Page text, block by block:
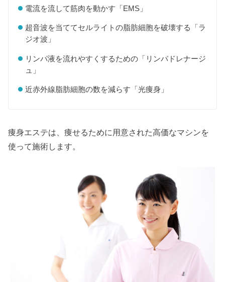
電流を流して筋肉を動かす「EMS」
超音波を当ててセルライトの脂肪細胞を破壊する「ラ
ジオ波」
リンパ液を流れやすくするための「リンパドレナージ
ュ」
近赤外線脂肪細胞の数を減らす「光痩身」
痩身エステは、痩せるために用意された高価なマシンを
使って施術します。